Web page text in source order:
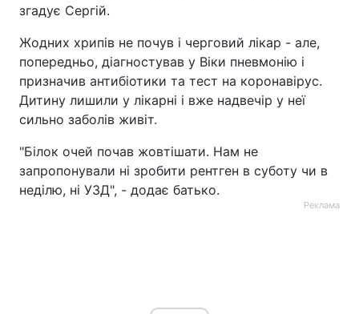
згадує Сергій.
Жодних хрипів не почув і черговий лікар - але,
попередньо, діагностував у Віки пневмонію і
призначив антибіотики та тест на коронавірус.
Дитину лишили у лікарні і вже надвечір у неї
сильно заболів живіт.
"Білок очей почав жовтішати. Нам не
запропонували ні зробити рентген в суботу чи в
неділю, ні УЗД", - додає батько.
Реклама